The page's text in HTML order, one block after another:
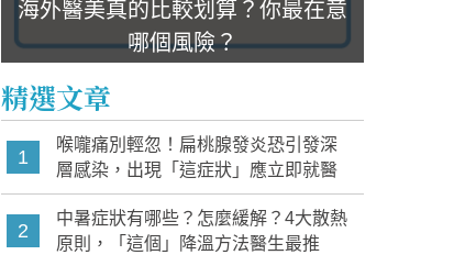
海外醫美真的比較划算？你最在意
哪個風險？
精選文章
1
喉嚨痛別輕忽！扁桃腺發炎恐引發深
層感染，出現「這症狀」應立即就醫
2
中暑症狀有哪些？怎麼緩解？4大散熱
原則，「這個」降溫方法醫生最推